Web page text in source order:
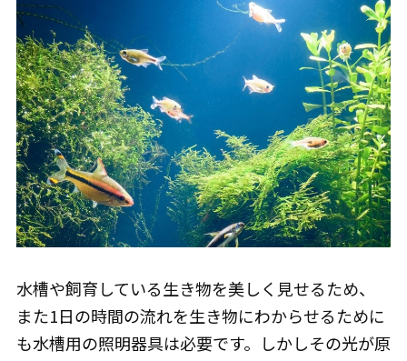
水槽や飼育している生き物を美しく見せるため、
また1日の時間の流れを生き物にわからせるために
も水槽用の照明器具は必要です。しかしその光が原